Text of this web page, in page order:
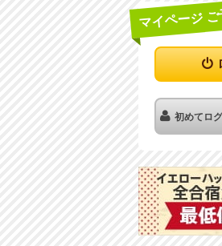
マイページ
初めてロ